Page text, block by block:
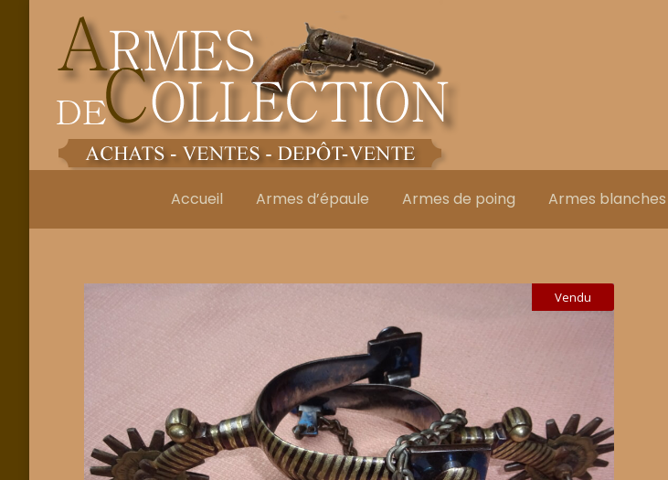
Accueil Armes d’épaule Armes de poing Armes blanches
Vendu